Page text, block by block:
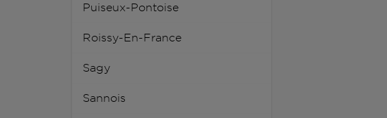
Puiseux-Pontoise
Roissy-En-France
Sagy
Sannois